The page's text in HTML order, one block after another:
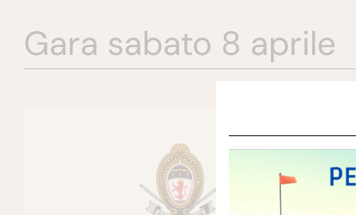
Gara sabato 8 aprile